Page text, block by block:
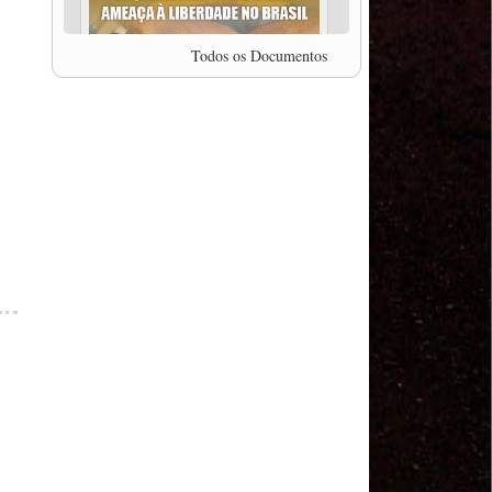
professor da Unisinos e Doutor em Ciências da
Comunicação da USP, Rafael Grohmann, que
coordena uma pesquisa internacional que visa
pressionar as plataformas digitais por melhores
Todos os Documentos